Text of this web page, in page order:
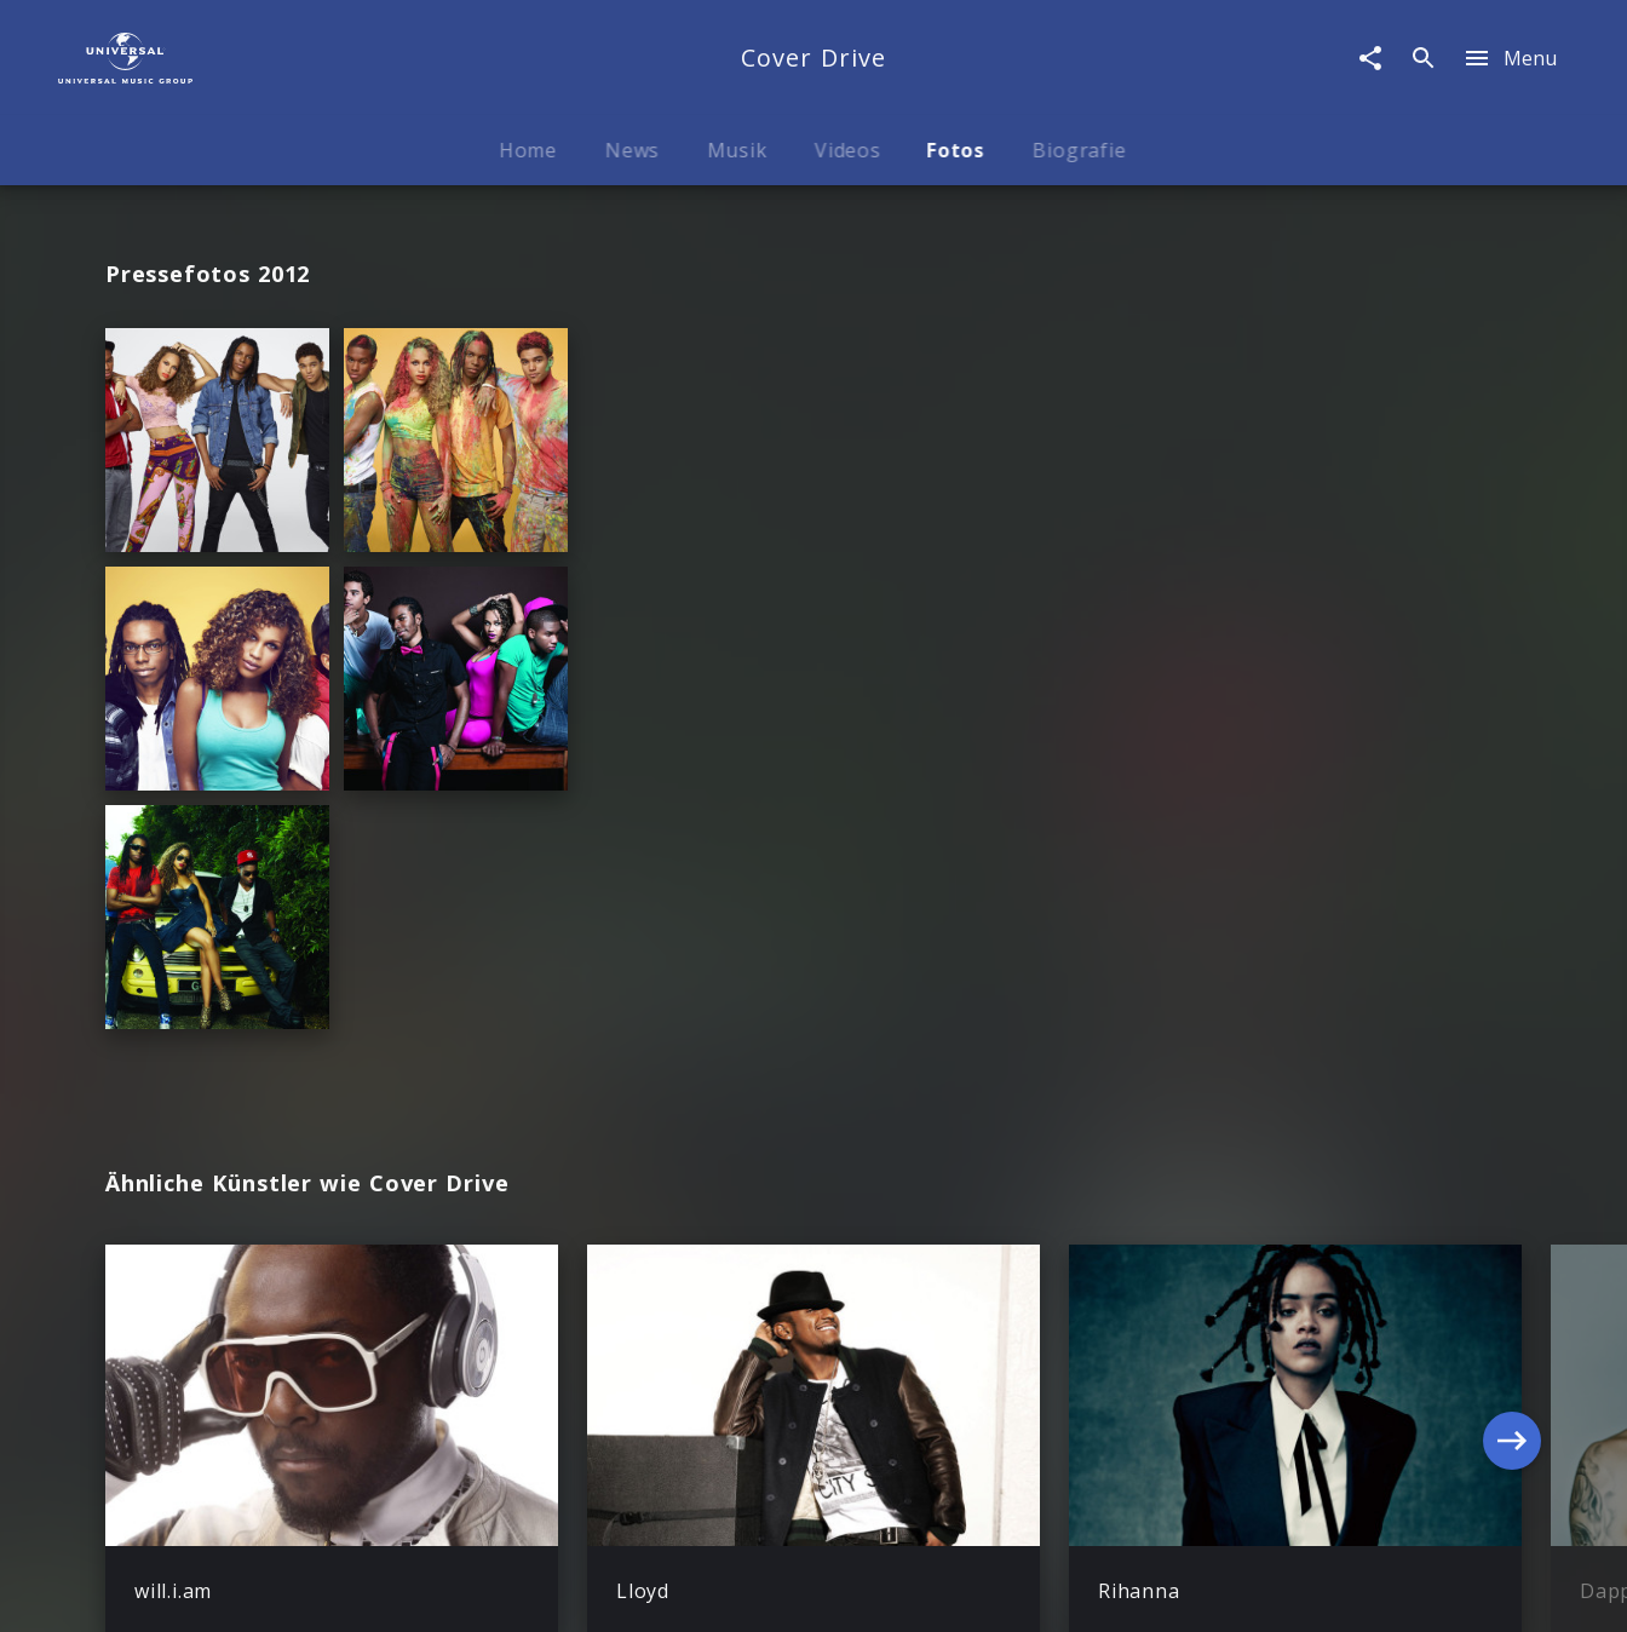
Cover Drive Menu
Home News Musik Videos Fotos Biografie
Pressefotos 2012
Ähnliche Künstler wie Cover Drive
will.i.am Lloyd Rihanna